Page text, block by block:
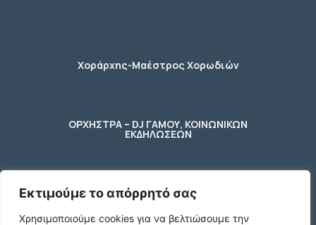
Εκτιμούμε το απόρρητό σας
Χρησιμοποιούμε cookies για να βελτιώσουμε την
Χοράρχης-Μαέστρος Χορωδιών
ΟΡΧΗΣΤΡΑ – DJ ΓΑΜΟΥ, ΚΟΙΝΩΝΙΚΩΝ
ΕΚΔΗΛΩΣΕΩΝ
φύλακας – κηπουρος